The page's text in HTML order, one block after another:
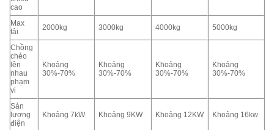
cao
Max
tải
2000kg 3000kg 4000kg 5000kg
Chồng
chéo
lên
nhau
phạm
vi
Khoảng
30%-70%
Khoảng
30%-70%
Khoảng
30%-70%
Khoảng
30%-70%
Sản
lượng
điện
Khoảng 7kW Khoảng 9KW Khoảng 12KW Khoảng 16kw